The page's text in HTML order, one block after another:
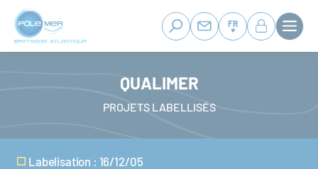
Panneau de gestion des cookies
Aller
contenu
FR
QUALIMER
PROJETS LABELLISÉS
Labelisation : 16/12/05